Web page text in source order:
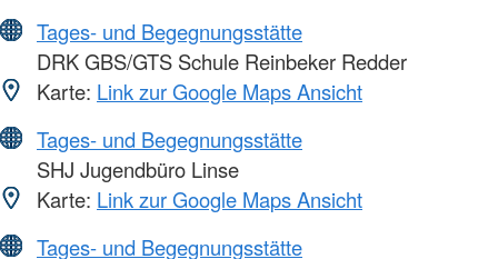
Tages- und Begegnungsstätte
DRK GBS/GTS Schule Reinbeker Redder
Karte: Link zur Google Maps Ansicht
Tages- und Begegnungsstätte
SHJ Jugendbüro Linse
Karte: Link zur Google Maps Ansicht
Tages- und Begegnungsstätte